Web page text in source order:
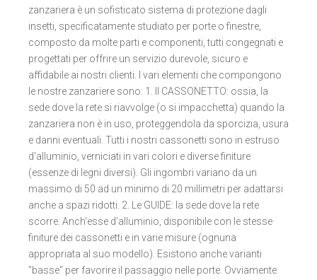
zanzariera è un sofisticato sistema di protezione dagli
insetti, specificatamente studiato per porte o finestre,
composto da molte parti e componenti, tutti congegnati e
progettati per offrire un servizio durevole, sicuro e
affidabile ai nostri clienti. I vari elementi che compongono
le nostre zanzariere sono: 1. Il CASSONETTO: ossia, la
sede dove la rete si riavvolge (o si impacchetta) quando la
zanzariera non è in uso, proteggendola da sporcizia, usura
e danni eventuali. Tutti i nostri cassonetti sono in estruso
d'alluminio, verniciati in vari colori e diverse finiture
(essenze di legni diversi). Gli ingombri variano da un
massimo di 50 ad un minimo di 20 millimetri per adattarsi
anche a spazi ridotti. 2. Le GUIDE: la sede dove la rete
scorre. Anch'esse d'alluminio, disponibile con le stesse
finiture dei cassonetti e in varie misure (ognuna
appropriata al suo modello). Esistono anche varianti
"basse" per favorire il passaggio nelle porte. Ovviamente